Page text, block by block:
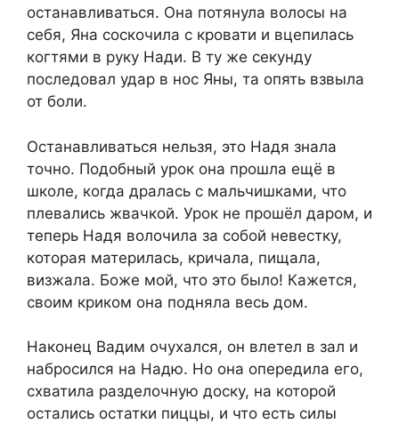
останавливаться. Она потянула волосы на
себя, Яна соскочила с кровати и вцепилась
когтями в руку Нади. В ту же секунду
последовал удар в нос Яны, та опять взвыла
от боли.
Останавливаться нельзя, это Надя знала
точно. Подобный урок она прошла ещё в
школе, когда дралась с мальчишками, что
плевались жвачкой. Урок не прошёл даром, и
теперь Надя волочила за собой невестку,
которая материлась, кричала, пищала,
визжала. Боже мой, что это было! Кажется,
своим криком она подняла весь дом.
Наконец Вадим очухался, он влетел в зал и
набросился на Надю. Но она опередила его,
схватила разделочную доску, на которой
остались остатки пиццы, и что есть силы